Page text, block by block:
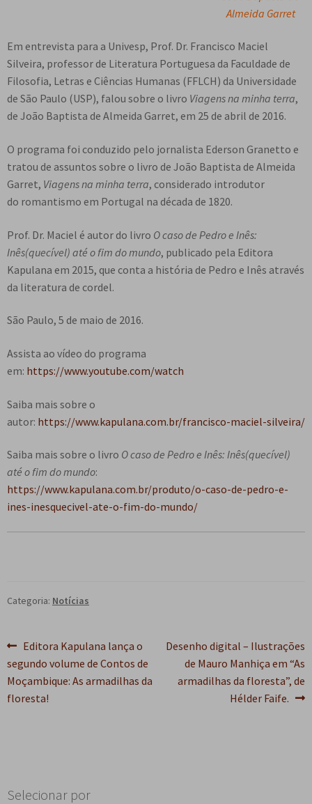
en
e
Almeida Garret
Em entrevista para a Univesp, Prof. Dr. Francisco Maciel
Silveira, professor de Literatura Portuguesa da Faculdade de
Filosofia, Letras e Ciências Humanas (FFLCH) da Universidade
de São Paulo (USP), falou sobre o livro Viagens na minha terra,
de João Baptista de Almeida Garret, em 25 de abril de 2016.
O programa foi conduzido pelo jornalista Ederson Granetto e
tratou de assuntos sobre o livro de João Baptista de Almeida
Garret, Viagens na minha terra, considerado introdutor
do romantismo em Portugal na década de 1820.
Prof. Dr. Maciel é autor do livro O caso de Pedro e Inês:
Inês(quecível) até o fim do mundo, publicado pela Editora
Kapulana em 2015, que conta a história de Pedro e Inês através
da literatura de cordel.
São Paulo, 5 de maio de 2016.
Assista ao vídeo do programa
em: https://www.youtube.com/watch
Saiba mais sobre o
autor: https://www.kapulana.com.br/francisco-maciel-silveira/
Saiba mais sobre o livro O caso de Pedro e Inês: Inês(quecível)
até o fim do mundo:
https://www.kapulana.com.br/produto/o-caso-de-pedro-e-
ines-inesquecivel-ate-o-fim-do-mundo/
Categoria: Notícias
Navegação
de
Post
Post
anterior:
Editora Kapulana lança o
segundo volume de Contos de
Moçambique: As armadilhas da
floresta!
Próximo
post:
Desenho digital – Ilustrações
de Mauro Manhiça em “As
armadilhas da floresta”, de
Hélder Faife.
Selecionar por